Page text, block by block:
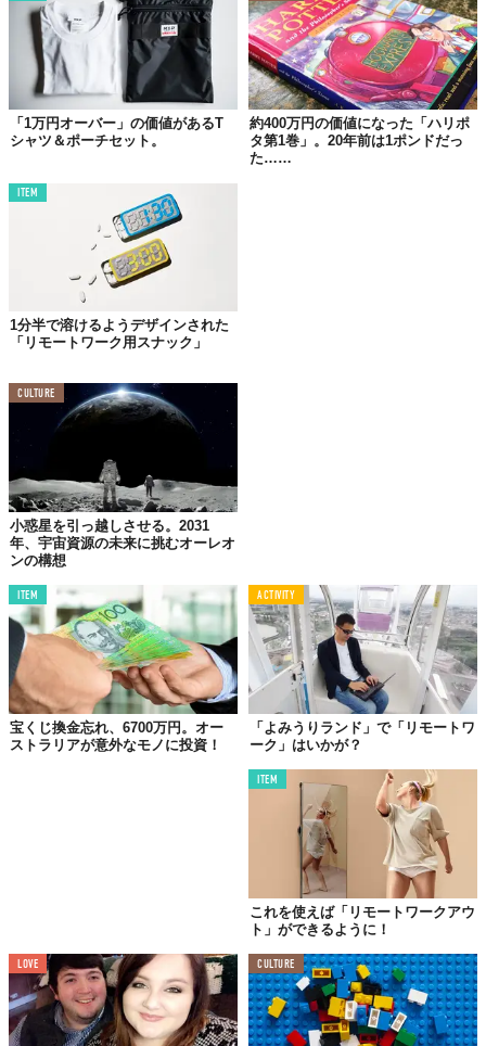
「1万円オーバー」の価値があるT
シャツ＆ポーチセット。
約400万円の価値になった「ハリポ
タ第1巻」。20年前は1ポンドだっ
た……
ITEM
1分半で溶けるようデザインされた
「リモートワーク用スナック」
CULTURE
小惑星を引っ越しさせる。2031
年、宇宙資源の未来に挑むオーレオ
ンの構想
ITEM
宝くじ換金忘れ、6700万円。オー
ストラリアが意外なモノに投資！
ACTIVITY
「よみうりランド」で「リモートワ
ーク」はいかが？
ITEM
これを使えば「リモートワークアウ
ト」ができるように！
LOVE CULTURE